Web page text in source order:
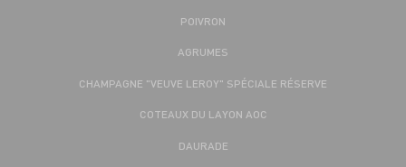
POIVRON
AGRUMES
CHAMPAGNE "VEUVE LEROY" SPÉCIALE RÉSERVE
COTEAUX DU LAYON AOC
DAURADE